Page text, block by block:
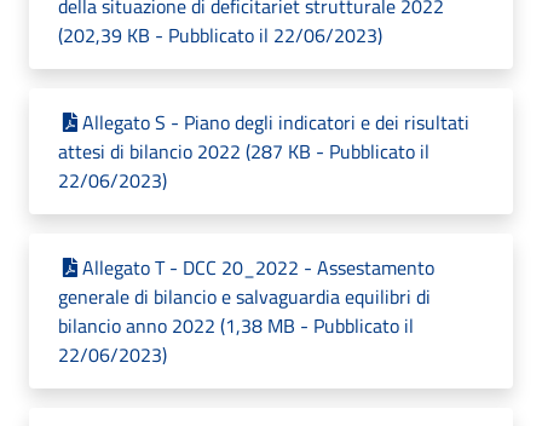
della situazione di deficitariet strutturale 2022
(202,39 KB - Pubblicato il 22/06/2023)
Allegato S - Piano degli indicatori e dei risultati
attesi di bilancio 2022 (287 KB - Pubblicato il
22/06/2023)
Allegato T - DCC 20_2022 - Assestamento
generale di bilancio e salvaguardia equilibri di
bilancio anno 2022 (1,38 MB - Pubblicato il
22/06/2023)